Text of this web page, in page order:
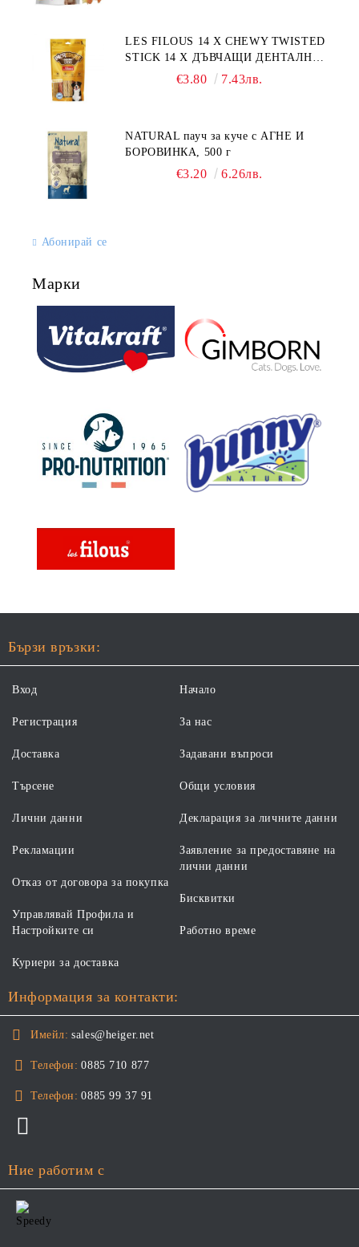
LES FILOUS 14 X CHEWY TWISTED
STICK 14 X ДЪВЧАЩИ ДЕНТАЛНИ
СОЛЕТИ за куче, УВИТИ
€3.80 7.43лв.
NATURAL пауч за куче с АГНЕ И
БОРОВИНКА, 500 г
€3.20 6.26лв.
Абонирай се
Марки
Бързи връзки:
Вход
Регистрация
Доставка
Търсене
Начало
За нас
Задавани въпроси
Общи условия
Лични данни
Рекламации
Отказ от договора за покупка
Управлявай Профила и
Настройките си
Декларация за личните данни
Заявление за предоставяне на
лични данни
Бисквитки
Работно време
Куриери за доставка
Информация за контакти:
Имейл: sales@heiger.net
Телефон: 0885 710 877
Телефон: 0885 99 37 91
Ние работим с